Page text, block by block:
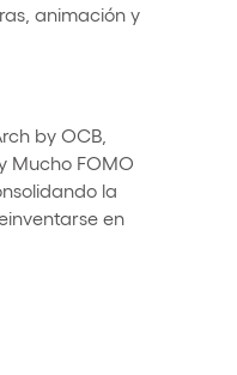
animación y
by OCB,
Mucho FOMO
la
en